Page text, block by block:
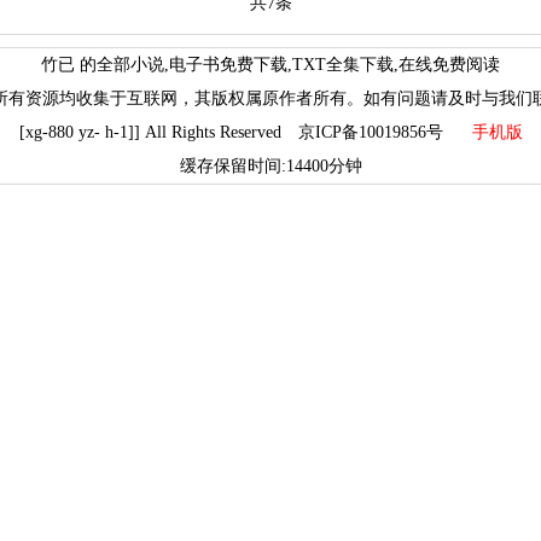
竹已 的全部小说,电子书免费下载,TXT全集下载,在线免费阅读
有资源均收集于互联网，其版权属原作者所有。如有问题请及时与我们
[xg-880 yz- h-1]] All Rights Reserved 京ICP备10019856号 手机版
缓存保留时间:14400分钟